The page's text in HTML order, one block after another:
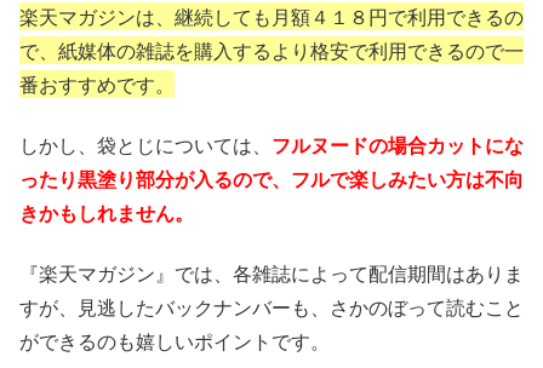
楽天マガジンは、継続しても月額４１８円で利用できるの
で、紙媒体の雑誌を購入するより格安で利用できるので一
番おすすめです。
しかし、袋とじについては、 フルヌードの場合カットにな
ったり黒塗り部分が入るので、フルで楽しみたい方は不向
きかもしれません。
『楽天マガジン』では、各雑誌によって配信期間はありま
すが、見逃したバックナンバーも、さかのぼって読むこと
ができるのも嬉しいポイントです。